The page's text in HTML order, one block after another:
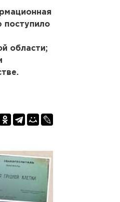
поступило
области;